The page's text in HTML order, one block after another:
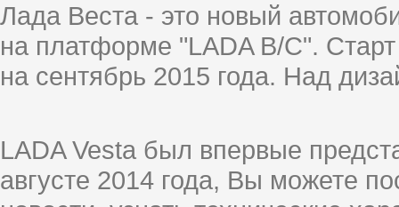
Лада Веста - это новый
на платформе "LADA B/C".
на сентябрь 2015 года. Над
LADA Vesta был впервые
августе 2014 года, Вы можете